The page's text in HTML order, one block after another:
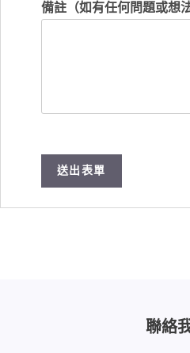
備註（如有任何問題或想
送出表單
聯絡